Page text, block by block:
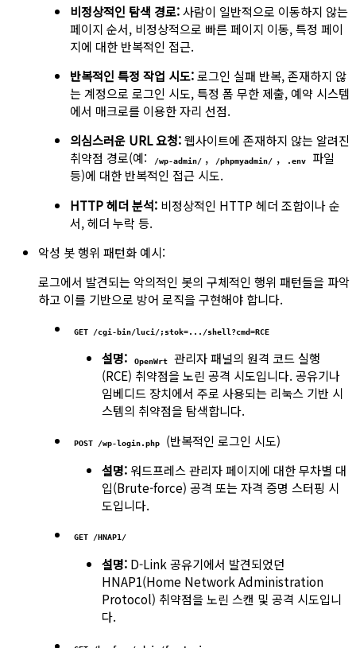
비정상적인 탐색 경로:사람이 일반적으로 이동하지 않는
페이지 순서, 비정상적으로 빠른 페이지 이동, 특정 페이
지에 대한 반복적인 접근.
반복적인 특정 작업 시도:로그인 실패 반복, 존재하지 않
는 계정으로 로그인 시도, 특정 폼 무한 제출, 예약 시스템
에서 매크로를 이용한 자리 선점.
의심스러운 URL 요청:웹사이트에 존재하지 않는 알려진
취약점 경로(예:
/wp-admin/ , /phpmyadmin/ , .env
파일
등)에 대한 반복적인 접근 시도.
HTTP 헤더 분석: 비정상적인 HTTP 헤더 조합이나 순
서, 헤더 누락 등.
악성 봇 행위 패턴화 예시:
로그에서 발견되는 악의적인 봇의 구체적인 행위 패턴들을 파악
하고 이를 기반으로 방어 로직을 구현해야 합니다.
GET /cgi-bin/luci/;stok=.../shell?cmd=RCE
설명: OpenWrt
관리자 패널의 원격 코드 실행
(RCE) 취약점을 노린 공격 시도입니다. 공유기나
임베디드 장치에서 주로 사용되는 리눅스 기반 시
스템의 취약점을 탐색합니다.
POST /wp-login.php
(반복적인 로그인 시도)
설명: 워드프레스 관리자 페이지에 대한 무차별 대
입(Brute-force) 공격 또는 자격 증명 스터핑 시
도입니다.
GET /HNAP1/
설명: D-Link 공유기에서 발견되었던
HNAP1(Home Network Administration
Protocol) 취약점을 노린 스캔 및 공격 시도입니
다.